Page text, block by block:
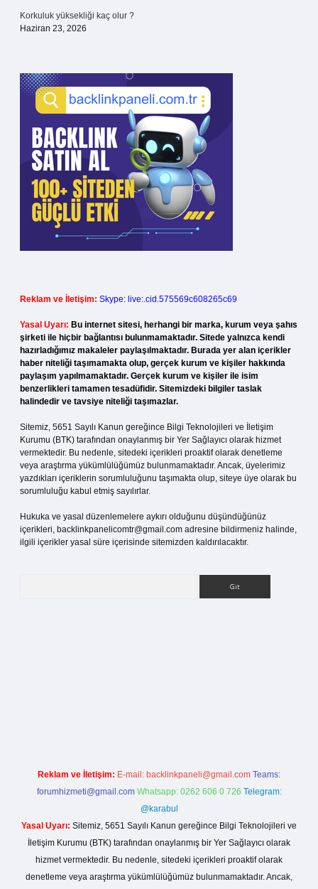
Korkuluk yüksekliği kaç olur ?
Haziran 23, 2026
Reklam ve İletişim: Skype: live:.cid.575569c608265c69
Yasal Uyarı: Bu internet sitesi, herhangi bir marka, kurum veya şahıs
şirketi ile hiçbir bağlantısı bulunmamaktadır. Sitede yalnızca kendi
hazırladığımız makaleler paylaşılmaktadır. Burada yer alan içerikler
haber niteliği taşımamakta olup, gerçek kurum ve kişiler hakkında
paylaşım yapılmamaktadır. Gerçek kurum ve kişiler ile isim
benzerlikleri tamamen tesadüfidir. Sitemizdeki bilgiler taslak
halindedir ve tavsiye niteliği taşımazlar.
Sitemiz, 5651 Sayılı Kanun gereğince Bilgi Teknolojileri ve İletişim
Kurumu (BTK) tarafından onaylanmış bir Yer Sağlayıcı olarak hizmet
vermektedir. Bu nedenle, sitedeki içerikleri proaktif olarak denetleme
veya araştırma yükümlülüğümüz bulunmamaktadır. Ancak, üyelerimiz
yazdıkları içeriklerin sorumluluğunu taşımakta olup, siteye üye olarak bu
sorumluluğu kabul etmiş sayılırlar.
Hukuka ve yasal düzenlemelere aykırı olduğunu düşündüğünüz
içerikleri, backlinkpanelicomtr@gmail.com adresine bildirmeniz halinde,
ilgili içerikler yasal süre içerisinde sitemizden kaldırılacaktır.
Reklam ve İletişim: E-mail: backlinkpaneli@gmail.com Teams:
forumhizmeti@gmail.com Whatsapp: 0262 606 0 726 Telegram:
@karabul
Yasal Uyarı: Sitemiz, 5651 Sayılı Kanun gereğince Bilgi Teknolojileri ve
İletişim Kurumu (BTK) tarafından onaylanmış bir Yer Sağlayıcı olarak
hizmet vermektedir. Bu nedenle, sitedeki içerikleri proaktif olarak
denetleme veya araştırma yükümlülüğümüz bulunmamaktadır. Ancak,